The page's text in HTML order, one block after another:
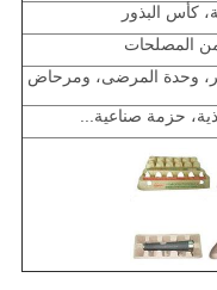
كأس البذور
وحدة المرضى، ومرحاض
حزمة صناعية...